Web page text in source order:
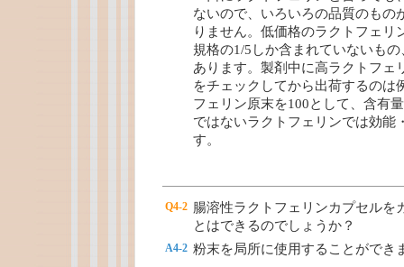
ないので、いろいろの品質のもの
りません。低価格のラクトフェ
規格の1/5しか含まれていないも
あります。製剤中に高ラクトフェ
をチェックしてから出荷するのは
フェリン原末を100として、含有
ではないラクトフェリンでは効能
す。
Q4-2 腸溶性ラクトフェリンカプセルを
とはできるのでしょうか？
A4-2 粉末を局所に使用することができ